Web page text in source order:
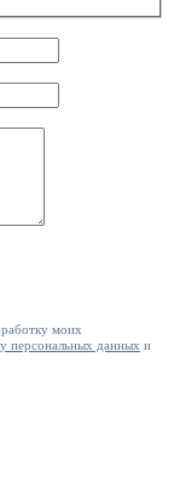
моих
персональных данных и